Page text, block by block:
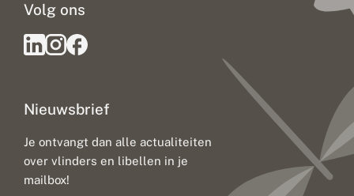
Nieuwsbrief
Je ontvangt dan alle actualiteiten
over vlinders en libellen in je
mailbox!
Volg ons